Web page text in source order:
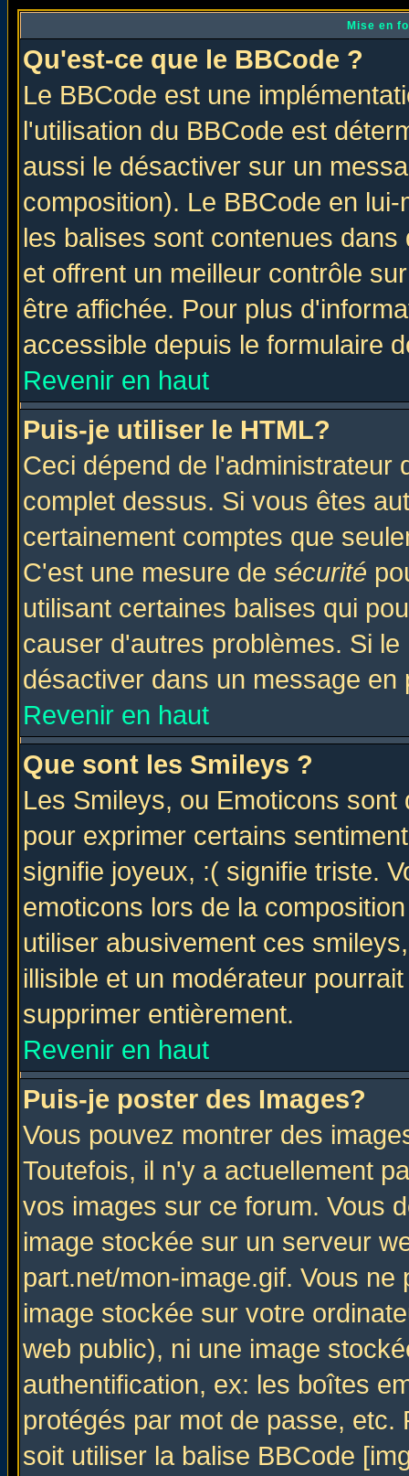
Mise en
Qu'est-ce que le BBCode ?
Le BBCode est une
l'utilisation du BBCode est
aussi le désactiver sur un
composition). Le BBCode en
les balises sont contenues
et offrent un meilleur contrôle
être affichée. Pour plus
accessible depuis le formulaire
Revenir en haut
Puis-je utiliser le HTML?
Ceci dépend de l'administrateur
complet dessus. Si vous êtes
certainement comptes que
C'est une mesure de sécurité
utilisant certaines balises qui
causer d'autres problèmes. Si
désactiver dans un message
Revenir en haut
Que sont les Smileys ?
Les Smileys, ou Emoticons
pour exprimer certains
signifie joyeux, :( signifie triste.
emoticons lors de la
utiliser abusivement ces
illisible et un modérateur
supprimer entièrement.
Revenir en haut
Puis-je poster des Images?
Vous pouvez montrer des
Toutefois, il n'y a actuellement
vos images sur ce forum. Vous
image stockée sur un serveur
part.net/mon-image.gif. Vous
image stockée sur votre
web public), ni une image
authentification, ex: les boîtes
protégés par mot de passe,
soit utiliser la balise BBCode